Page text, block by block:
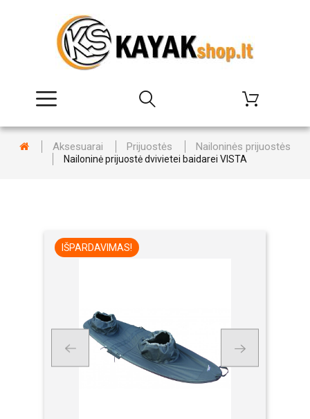
Aksesuarai Prijuostės Nailoninės prijuostės
Nailoninė prijuostė dvivietei baidarei VISTA
IŠPARDAVIMAS!